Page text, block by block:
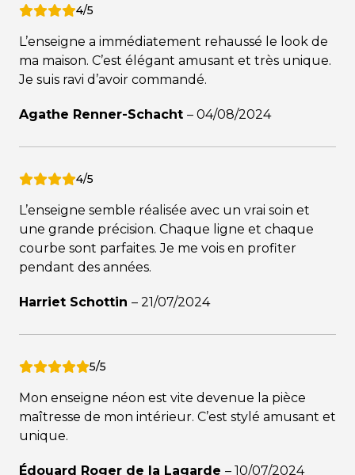
4/5
L’enseigne a immédiatement rehaussé le look de
ma maison. C’est élégant amusant et très unique.
Je suis ravi d’avoir commandé.
Agathe Renner-Schacht – 04/08/2024
4/5
L’enseigne semble réalisée avec un vrai soin et
une grande précision. Chaque ligne et chaque
courbe sont parfaites. Je me vois en profiter
pendant des années.
Harriet Schottin – 21/07/2024
5/5
Mon enseigne néon est vite devenue la pièce
maîtresse de mon intérieur. C’est stylé amusant et
unique.
Édouard Roger de la Lagarde – 10/07/2024